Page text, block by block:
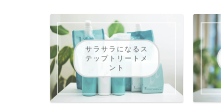
サラサラになるス
テップトリートメ
ント